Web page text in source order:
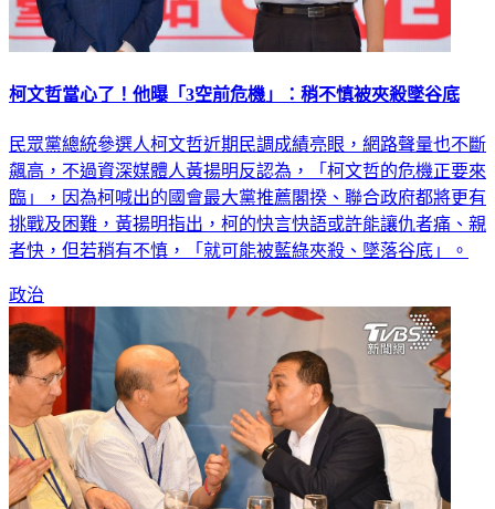
柯文哲當心了！他曝「3空前危機」：稍不慎被夾殺墜谷底
民眾黨總統參選人柯文哲近期民調成績亮眼，網路聲量也不斷
飆高，不過資深媒體人黃揚明反認為，「柯文哲的危機正要來
臨」，因為柯喊出的國會最大黨推薦閣揆、聯合政府都將更有
挑戰及困難，黃揚明指出，柯的快言快語或許能讓仇者痛、親
者快，但若稍有不慎，「就可能被藍綠夾殺、墜落谷底」。
政治